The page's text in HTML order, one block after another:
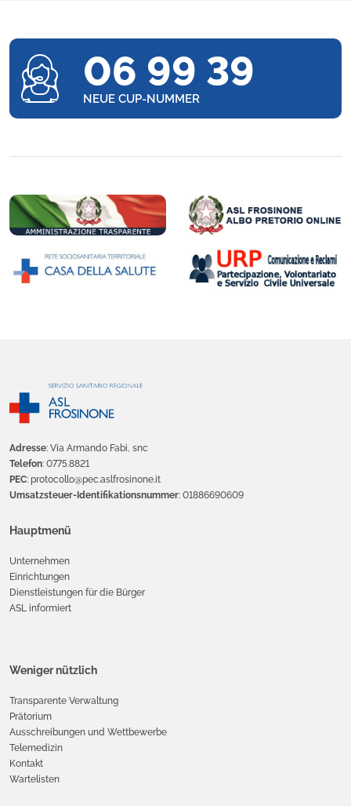
06 99 39
NEUE CUP-NUMMER
Adresse: Via Armando Fabi, snc
Telefon: 0775.8821
PEC: protocollo@pec.aslfrosinone.it
Umsatzsteuer-Identifikationsnummer: 01886690609
Hauptmenü
Unternehmen
Einrichtungen
Dienstleistungen für die Bürger
ASL informiert
Weniger nützlich
Transparente Verwaltung
Prätorium
Ausschreibungen und Wettbewerbe
Telemedizin
Kontakt
Wartelisten